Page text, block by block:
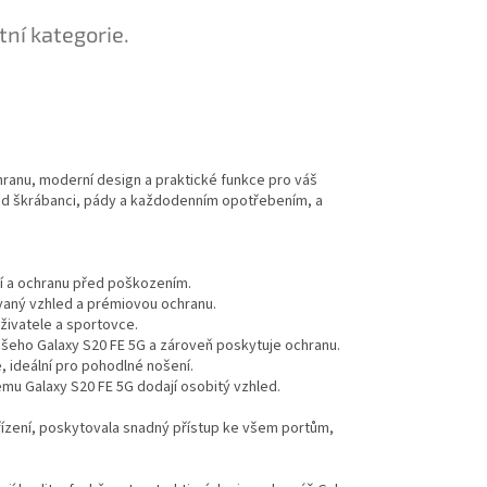
kategorie.
moderní design a praktické funkce pro váš
škrábanci, pády a každodenním opotřebením, a
ochranu před poškozením.
vzhled a prémiovou ochranu.
a sportovce.
Galaxy S20 FE 5G a zároveň poskytuje ochranu.
ideální pro pohodlné nošení.
Galaxy S20 FE 5G dodají osobitý vzhled.
poskytovala snadný přístup ke všem portům,